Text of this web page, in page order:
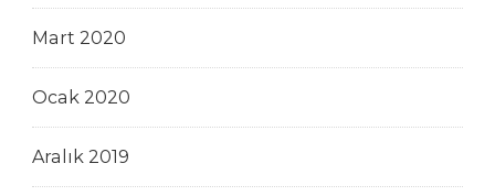
Mart 2020
Ocak 2020
Aralık 2019